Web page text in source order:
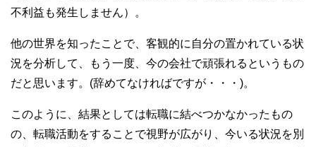
不利益も発生しません）。
他の世界を知ったことで、客観的に自分の置かれている状
況を分析して、もう一度、今の会社で頑張れるというもの
だと思います。(辞めてなければですが・・・)。
このように、結果としては転職に結べつかなかったもの
の、転職活動をすることで視野が広がり、今いる状況を別